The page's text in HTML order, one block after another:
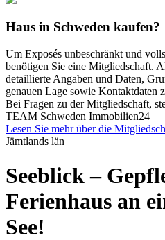
Haus in Schweden kaufen?
Um Exposés unbeschränkt und
benötigen Sie eine Mitgliedschaft.
detaillierte Angaben und Daten,
genauen Lage sowie Kontaktdaten
Bei Fragen zu der Mitgliedschaft,
TEAM Schweden Immobilien24
Lesen Sie mehr über die
Jämtlands län
Seeblick –
Ferienhaus an
See!